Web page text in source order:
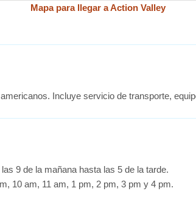
Mapa para llegar a Action Valley
Incluye servicio de transporte,
9 de la mañana hasta las 5 de la tarde.
10 am, 11 am, 1 pm, 2 pm, 3 pm y 4 pm.